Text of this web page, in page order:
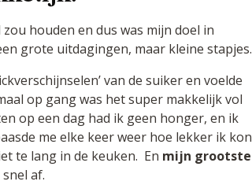
houden en dus was mijn doel in
grote uitdagingen, maar kleine stapjes.
van de suiker en voelde
op gang was het super makkelijk vol
op een dag had ik geen honger, en ik
me elke keer weer hoe lekker ik kon
te lang in de keuken. En mijn grootste
af.